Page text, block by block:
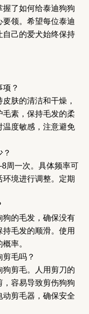
了如何给泰迪狗狗
领。希望每位泰迪
自己的爱犬始终保持
？
肤的清洁和干燥，
素，保持毛发的柔
温度敏感，注意避免
周一次。具体频率可
境进行调整。定期
狗的毛发，确保没有
毛发的顺滑。使用
率。
毛吗？
剪毛。人用剪刀的
容易导致剪伤狗狗
剪毛器，确保安全